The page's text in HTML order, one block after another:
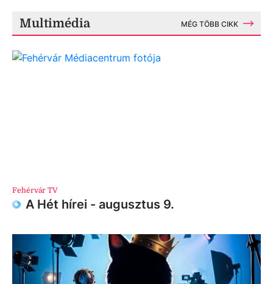
Multimédia MÉG TÖBB CIKK
Fehérvár TV
A Hét hírei - augusztus 9.